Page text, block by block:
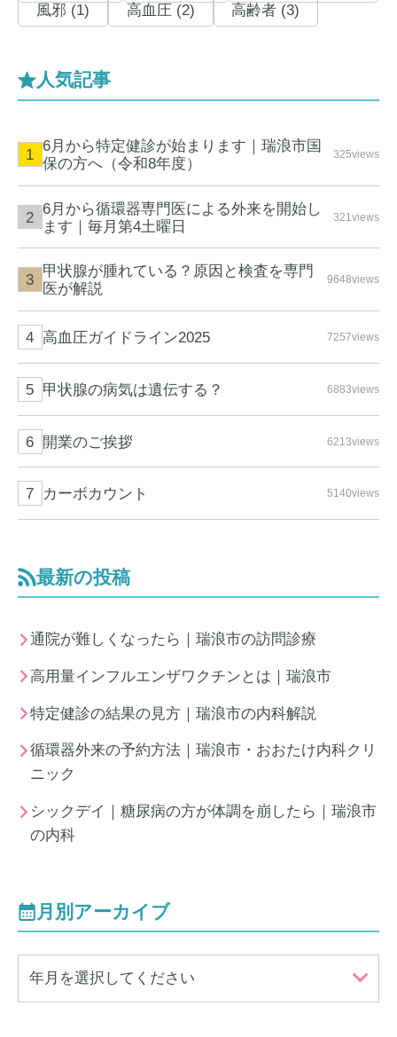
風邪 (1)
高血圧 (2) 高齢者 (3)
人気記事
6月から特定健診が始まります｜瑞浪市国
保の方へ（令和8年度）
325views
6月から循環器専門医による外来を開始し
ます｜毎月第4土曜日
321views
甲状腺が腫れている？原因と検査を専門
医が解説
9648views
高血圧ガイドライン2025 7257views
甲状腺の病気は遺伝する？ 6883views
開業のご挨拶 6213views
カーボカウント 5140views
最新の投稿
通院が難しくなったら｜瑞浪市の訪問診療
高用量インフルエンザワクチンとは｜瑞浪市
特定健診の結果の見方｜瑞浪市の内科解説
循環器外来の予約方法｜瑞浪市・おおたけ内科クリ
ニック
シックデイ｜糖尿病の方が体調を崩したら｜瑞浪市
の内科
月別アーカイブ
年月を選択してください